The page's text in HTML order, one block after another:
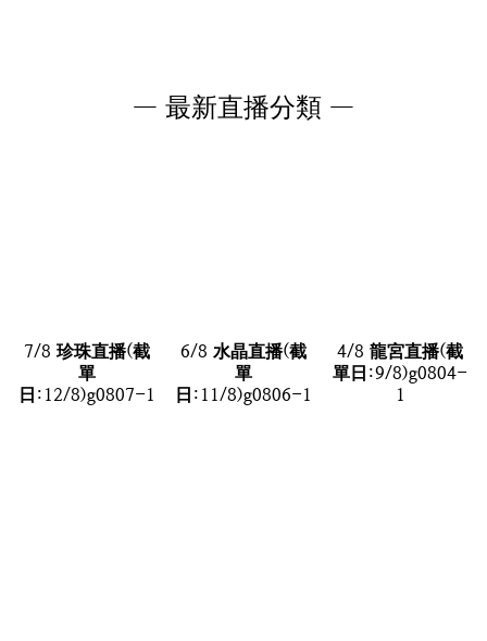
— 最新直播分類 —
7/8 珍珠直播(截
單
日:12/8)g0807-1
6/8 水晶直播(截
單
日:11/8)g0806-1
4/8 龍宮直播(截
單日:9/8)g0804-
1